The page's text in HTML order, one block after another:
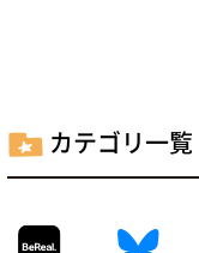
カテゴリ一覧